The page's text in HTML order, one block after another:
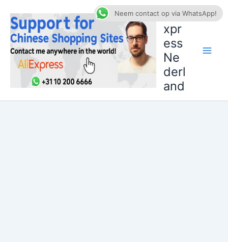
naar
inhoud
AliE
xpr
ess
Ne
derl
and
Neem contact op via WhatsApp!